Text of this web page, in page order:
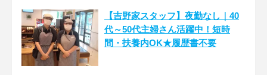
【吉野家スタッフ】夜勤なし｜40
代～50代主婦さん活躍中！短時
間・扶養内OK★履歴書不要